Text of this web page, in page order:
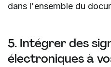
dans l'ensemble du
5. Intégrer des
électroniques à